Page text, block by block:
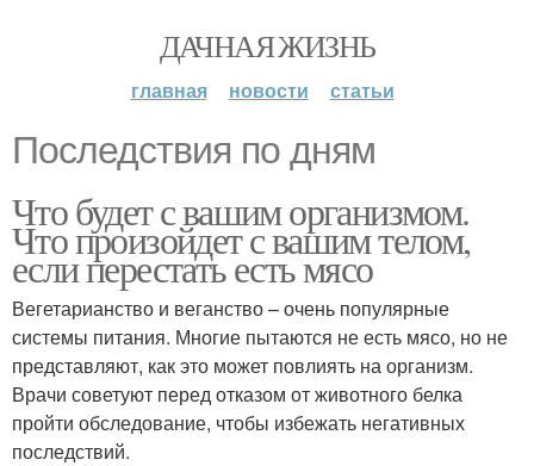
ДАЧНАЯ ЖИЗНЬ
главная новости статьи
Последствия по дням
Что будет с вашим организмом.
Что произойдет с вашим телом,
если перестать есть мясо
Вегетарианство и веганство – очень популярные
системы питания. Многие пытаются не есть мясо, но не
представляют, как это может повлиять на организм.
Врачи советуют перед отказом от животного белка
пройти обследование, чтобы избежать негативных
последствий.